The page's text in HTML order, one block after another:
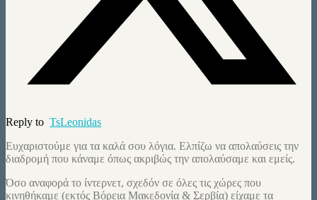
Reply to TsLeonidas
Ευχαριστούμε για τα καλά σου λόγια. Ελπίζω να απολαύσεις την
διαδρομή που κάναμε όπως ακριβώς την απολαύσαμε και εμείς.
Όσο αναφορά το ίντερνετ, σχεδόν σε όλες τις χώρες που
κινηθήκαμε (εκτός Βόρεια Μακεδονία & Σερβία) είχαμε τα